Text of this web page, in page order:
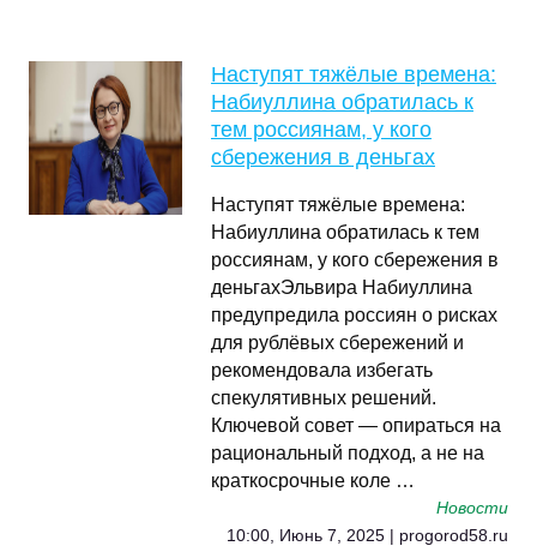
Наступят тяжёлые времена:
Набиуллина обратилась к
тем россиянам, у кого
сбережения в деньгах
Наступят тяжёлые времена:
Набиуллина обратилась к тем
россиянам, у кого сбережения в
деньгахЭльвира Набиуллина
предупредила россиян о рисках
для рублёвых сбережений и
рекомендовала избегать
спекулятивных решений.
Ключевой совет — опираться на
рациональный подход, а не на
краткосрочные коле …
Новости
10:00, Июнь 7, 2025 | progorod58.ru